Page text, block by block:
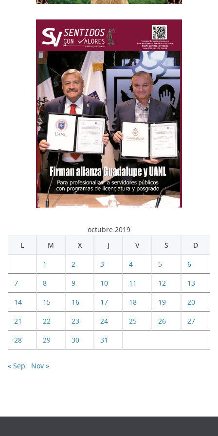
octubre 2019
L
M X J V S D
1 2 3 4 5 6
7 8 9 10 11 12 13
14 15 16 17 18 19 20
21 22 23 24 25 26 27
28 29 30 31
« Sep Nov »